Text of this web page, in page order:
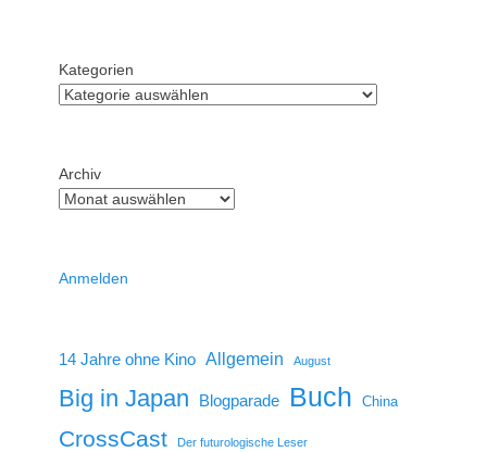
Kategorien
Archiv
Anmelden
14 Jahre ohne Kino Allgemein August
Big in Japan Blogparade Buch China
CrossCast Der futurologische Leser